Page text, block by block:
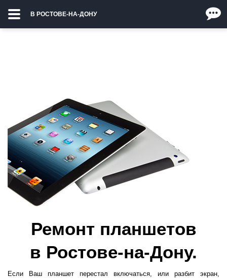
В РОСТОВЕ-НА-ДОНУ
Ремонт планшетов
в Ростове-на-Дону.
Если Ваш планшет перестал включаться, или разбит экран,